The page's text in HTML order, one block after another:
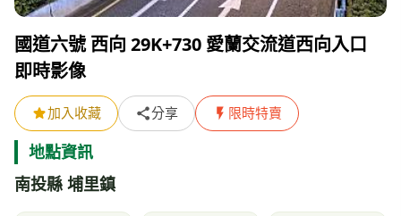
國道六號 西向 29K+730 愛蘭交流道西向入口
即時影像
加入收藏 分享 限時特賣
地點資訊
南投縣 埔里鎮